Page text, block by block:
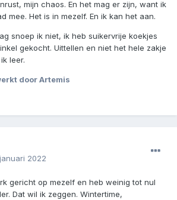
mijn chaos. En het mag er zijn, want ik
mee. Het is in mezelf. En ik kan het aan.
snoep ik niet, ik heb suikervrije koekjes
gekocht. Uittellen en niet het hele zakje
leer.
door Artemis
2022
gericht op mezelf en heb weinig tot nul
Dat wil ik zeggen. Wintertime,